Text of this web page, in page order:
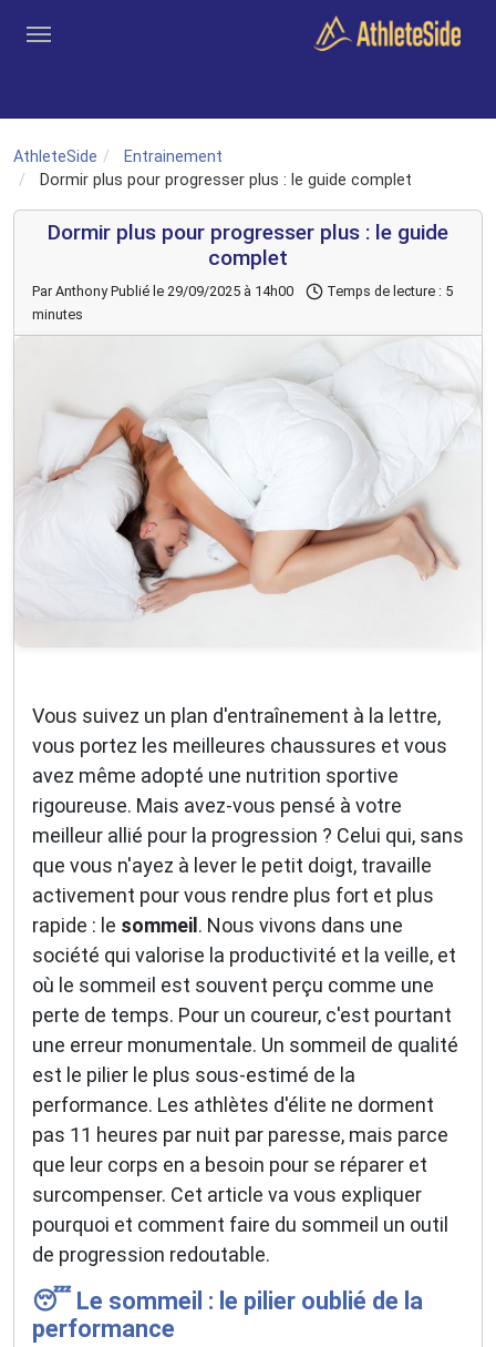
AthleteSide
Entrainement
Dormir plus pour progresser plus : le guide complet
Dormir plus pour progresser plus : le guide
complet
Par AnthonyPublié le 29/09/2025 à 14h00
Temps de lecture : 5
minutes
Vous suivez un plan d'entraînement à la lettre,
vous portez les meilleures chaussures et vous
avez même adopté une nutrition sportive
rigoureuse. Mais avez-vous pensé à votre
meilleur allié pour la progression ? Celui qui, sans
que vous n'ayez à lever le petit doigt, travaille
activement pour vous rendre plus fort et plus
rapide : le sommeil . Nous vivons dans une
société qui valorise la productivité et la veille, et
où le sommeil est souvent perçu comme une
perte de temps. Pour un coureur, c'est pourtant
une erreur monumentale. Un sommeil de qualité
est le pilier le plus sous-estimé de la
performance. Les athlètes d'élite ne dorment
pas 11 heures par nuit par paresse, mais parce
que leur corps en a besoin pour se réparer et
surcompenser. Cet article va vous expliquer
pourquoi et comment faire du sommeil un outil
de progression redoutable.
😴 Le sommeil : le pilier oublié de la
performance